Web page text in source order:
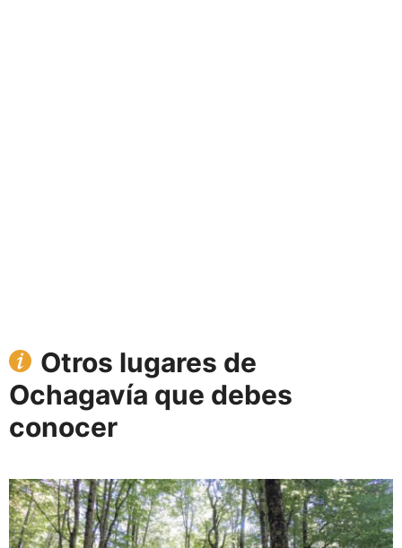
Otros lugares de
Ochagavía que debes
conocer